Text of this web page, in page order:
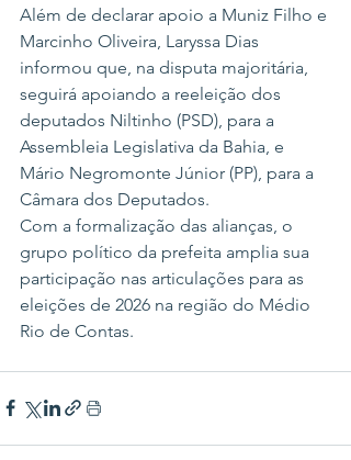
Além de declarar apoio a Muniz Filho e
Marcinho Oliveira, Laryssa Dias
informou que, na disputa majoritária,
seguirá apoiando a reeleição dos
deputados Niltinho (PSD), para a
Assembleia Legislativa da Bahia, e
Mário Negromonte Júnior (PP), para a
Câmara dos Deputados.
Com a formalização das alianças, o
grupo político da prefeita amplia sua
participação nas articulações para as
eleições de 2026 na região do Médio
Rio de Contas.